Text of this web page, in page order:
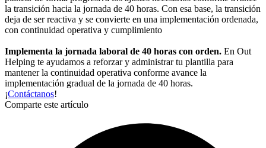
la transición hacia la jornada de 40 horas. Con esa base, la transición
deja de ser reactiva y se convierte en una implementación ordenada,
con continuidad operativa y cumplimiento
Implementa la jornada laboral de 40 horas con orden. En Out
Helping te ayudamos a reforzar y administrar tu plantilla para
mantener la continuidad operativa conforme avance la
implementación gradual de la jornada de 40 horas.
¡Contáctanos!
Comparte este artículo